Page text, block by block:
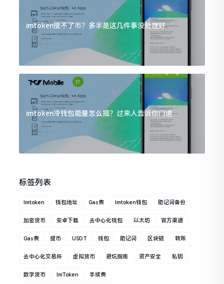
imtoken提不了币？多半是这几件事没处理好
imtoken冷钱包能量怎么搞？过来人告诉你门道
标签列表
Imtoken 钱包地址 Gas费 Imtoken钱包 助记词备份
加密货币 安卓下载 去中心化钱包 以太坊 官方渠道
Gas费 提币 USDT 钱包 助记词 区块链 转账
去中心化交易所 虚拟货币 避坑指南 资产安全 私钥
数字货币 ImToken 手续费